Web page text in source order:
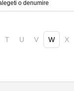
T U V W X